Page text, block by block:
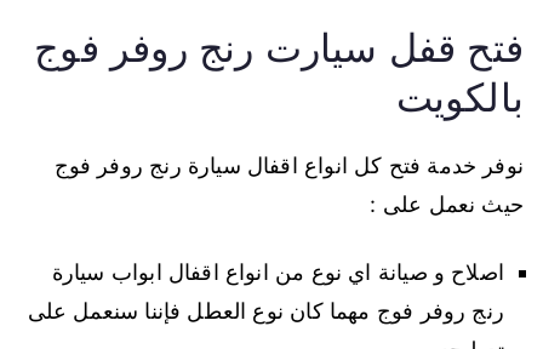
فتح قفل سيارت رنج روفر فوج
بالكويت
نوفر خدمة فتح كل انواع اقفال سيارة رنج روفر فوج
حيث نعمل على :
اصلاح و صيانة اي نوع من انواع اقفال ابواب سيارة
رنج روفر فوج مهما كان نوع العطل فإننا سنعمل على